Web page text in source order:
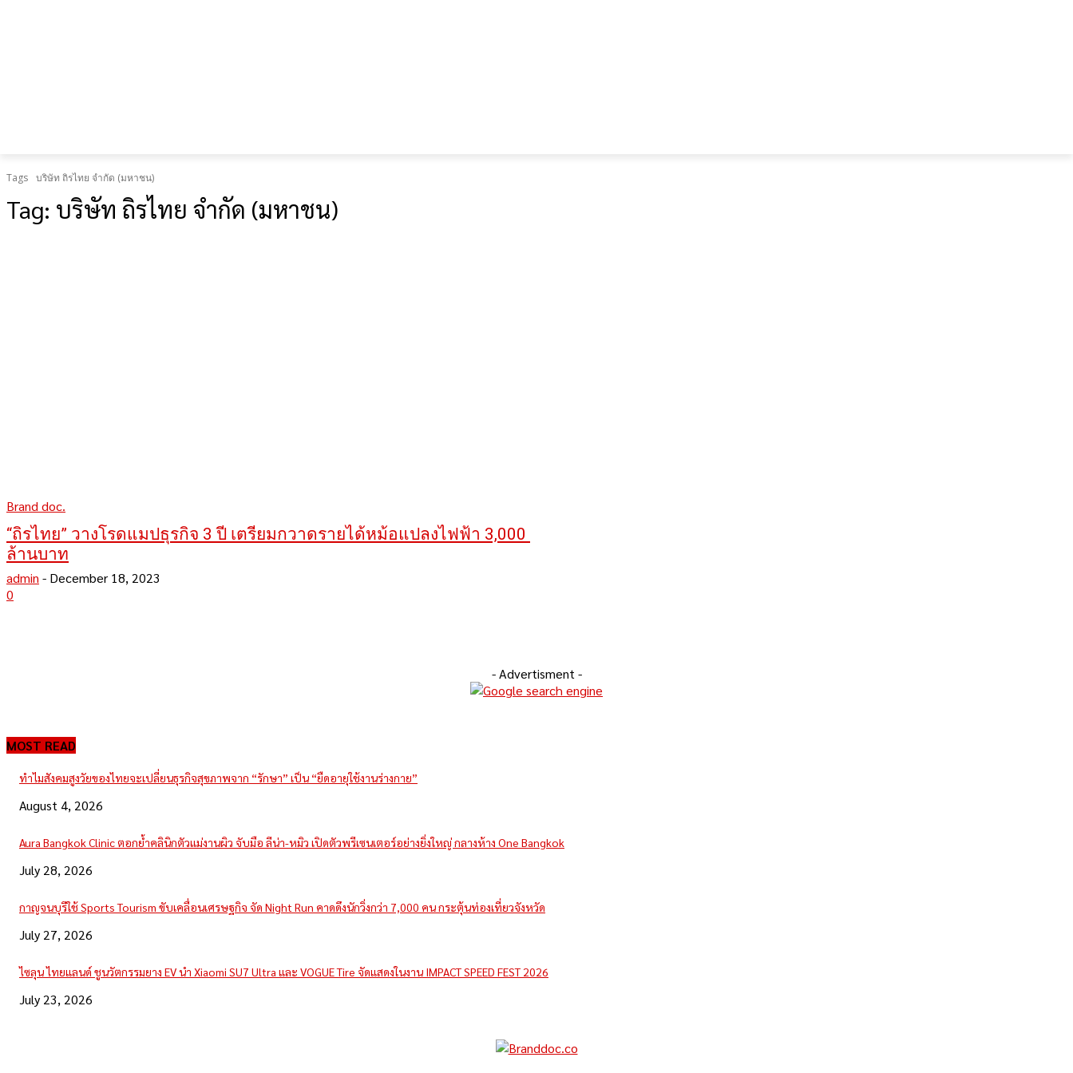
Tags บริษัท ถิรไทย จำกัด (มหาชน)
Tag: บริษัท ถิรไทย จำกัด (มหาชน)
Brand doc.
“ถิรไทย” วางโรดแมปธุรกิจ 3 ปี เตรียมกวาดรายได้หม้อแปลงไฟฟ้า 3,000
ล้านบาท
admin - December 18, 2023
0
- Advertisment -
MOST READ
ทำไมสังคมสูงวัยของไทยจะเปลี่ยนธุรกิจสุขภาพจาก “รักษา” เป็น “ยืดอายุใช้งานร่างกาย”
August 4, 2026
Aura Bangkok Clinic ตอกย้ำคลินิกตัวแม่งานผิว จับมือ ลีน่า-หมิว เปิดตัวพรีเซนเตอร์อย่างยิ่งใหญ่ กลางห้าง One Bangkok
July 28, 2026
กาญจนบุรีใช้ Sports Tourism ขับเคลื่อนเศรษฐกิจ จัด Night Run คาดดึงนักวิ่งกว่า 7,000 คน กระตุ้นท่องเที่ยวจังหวัด
July 27, 2026
ไซลุน ไทยแลนด์ ชูนวัตกรรมยาง EV นำ Xiaomi SU7 Ultra และ VOGUE Tire จัดแสดงในงาน IMPACT SPEED FEST 2026
July 23, 2026